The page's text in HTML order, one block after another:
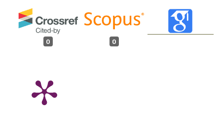
0 0